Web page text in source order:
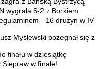
wygrała 5-2 z Borkiem
- 16 drużyn w IV
Myślewski pożegnał się z
finału w dziesiątkę
Siepraw w finale!